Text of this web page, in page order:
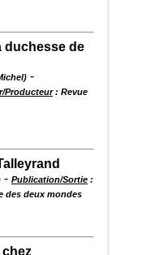
duchesse de
-
Producteur: Revue
- Publication/Sortie :
des deux mondes